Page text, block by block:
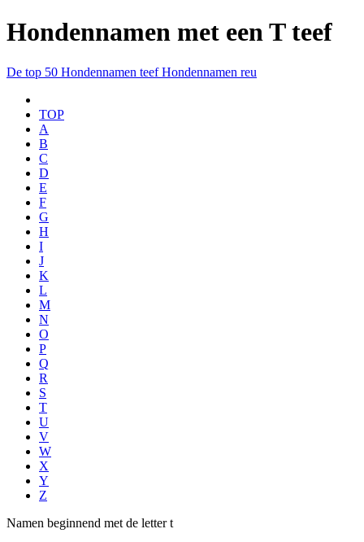
Hondennamen met een T teef
De top 50 Hondennamen teefHondennamen reu
TOP
A
B
C
D
E
F
G
H
I
J
K
L
M
N
O
P
Q
R
S
T
U
V
W
X
Y
Z
Namen beginnend met de letter t